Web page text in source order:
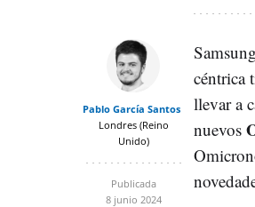
Pablo García Santos
Londres (Reino
Unido)
Publicada
8 junio 2024
Samsung
céntrica
llevar a
nuevos